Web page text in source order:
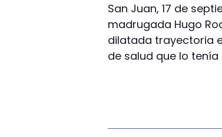
San Juan, 17 de
madrugada Hugo
dilatada trayectoria
de salud que lo